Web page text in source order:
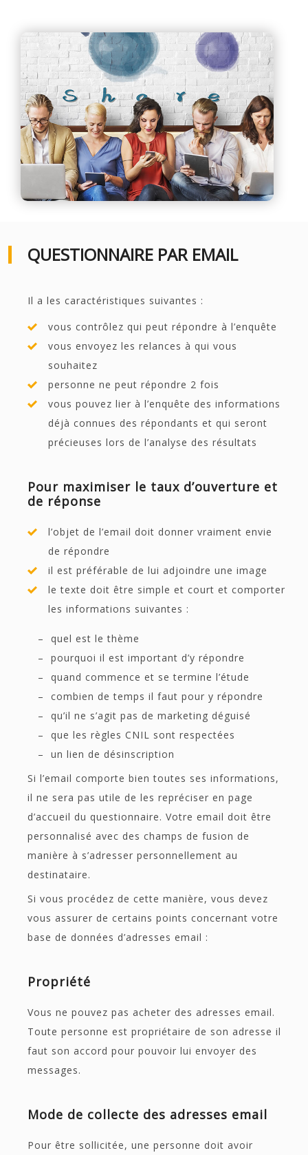
QUESTIONNAIRE PAR EMAIL
Il a les caractéristiques suivantes :
vous contrôlez qui peut répondre à l’enquête
vous envoyez les relances à qui vous
souhaitez
personne ne peut répondre 2 fois
vous pouvez lier à l’enquête des informations
déjà connues des répondants et qui seront
précieuses lors de l’analyse des résultats
Pour maximiser le taux d’ouverture et
de réponse
l’objet de l’email doit donner vraiment envie
de répondre
il est préférable de lui adjoindre une image
le texte doit être simple et court et comporter
les informations suivantes :
– quel est le thème
– pourquoi il est important d’y répondre
– quand commence et se termine l’étude
– combien de temps il faut pour y répondre
– qu’il ne s’agit pas de marketing déguisé
– que les règles CNIL sont respectées
– un lien de désinscription
Si l’email comporte bien toutes ses informations,
il ne sera pas utile de les repréciser en page
d’accueil du questionnaire. Votre email doit être
personnalisé avec des champs de fusion de
manière à s’adresser personnellement au
destinataire.
Si vous procédez de cette manière, vous devez
vous assurer de certains points concernant votre
base de données d’adresses email :
Propriété
Vous ne pouvez pas acheter des adresses email.
Toute personne est propriétaire de son adresse il
faut son accord pour pouvoir lui envoyer des
messages.
Mode de collecte des adresses email
Pour être sollicitée, une personne doit avoir